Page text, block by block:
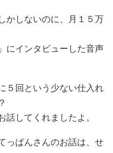
かしないのに、月１５万
にインタビューした音声
５回という少ない仕入れ
話してくれましたよ。
っぱんさんのお話は、せ